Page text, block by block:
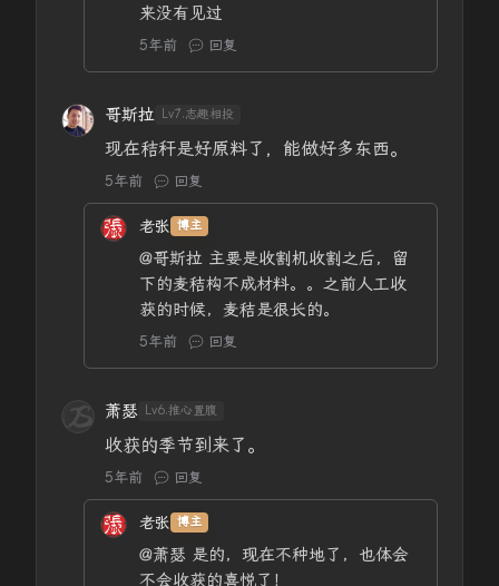
来没有见过
5年前 回复
哥斯拉 Lv7.志趣相投
现在秸秆是好原料了，能做好多东西。
5年前 回复
老张 博主
@哥斯拉 主要是收割机收割之后，留
下的麦秸构不成材料。。之前人工收
获的时候，麦秸是很长的。
5年前 回复
萧瑟 Lv6.推心置腹
收获的季节到来了。
5年前 回复
老张 博主
@萧瑟 是的，现在不种地了，也体会
不会收获的喜悦了！